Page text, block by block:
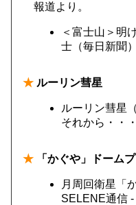
報道より。
＜富士山＞明
士（毎日新聞
★ ルーリン彗星
ルーリン彗星
それから・・
★ 「かぐや」ドーム
月周回衛星「
SELENE通信